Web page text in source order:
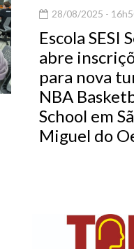
28/08/2025 -
Escola SESI
abre
para nova
NBA
School em
Miguel do